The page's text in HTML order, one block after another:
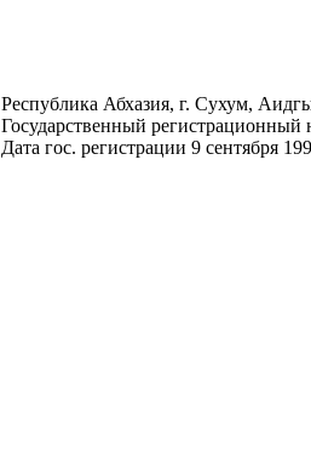
Республика Абхазия, г. Сухум,
Государственный регистрационный
Дата гос. регистрации 9 сентября